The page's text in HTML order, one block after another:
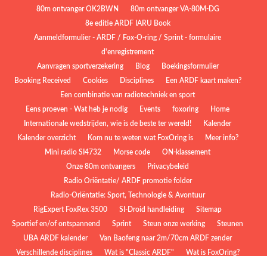
80m ontvanger OK2BWN
80m ontvanger VA-80M-DG
8e editie ARDF IARU Book
Aanmeldformulier - ARDF / Fox-O-ring / Sprint - formulaire
d'enregistrement
Aanvragen sportverzekering
Blog
Boekingsformulier
Booking Received
Cookies Disciplines
Een ARDF kaart maken?
Een combinatie van radiotechniek en sport
Eens proeven - Wat heb je nodig
Events foxoring
Home
Internationale wedstrijden, wie is de beste ter wereld!
Kalender
Kalender overzicht
Kom nu te weten wat FoxOring is
Meer info?
Mini radio SI4732
Morse code
ON-klassement
Onze 80m ontvangers
Privacybeleid
Radio Oriëntatie/ ARDF promotie folder
Radio‑Oriëntatie: Sport, Technologie & Avontuur
RigExpert FoxRex 3500
SI-Droid handleiding
Sitemap
Sportief en/of ontspannend
Sprint Steun onze werking
Steunen
UBA ARDF kalender
Van Baofeng naar 2m/70cm ARDF zender
Verschillende disciplines
Wat is "Classic ARDF" Wat is FoxOring?